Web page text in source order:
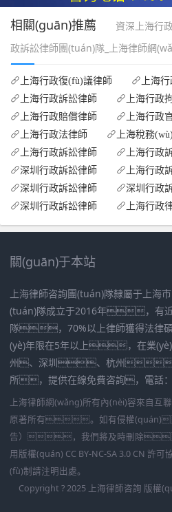
相關(guān)推薦
資深上海行
政訴訟律師團(tuán)隊_上海律師網
上海行政復(fù)議律師
上海
上海行政訴訟律師
上海行政
上海行政賠償律師
上海行政
上海行政法律師
上海稅務
上海行政訴訟律師
上海行政
深圳行政訴訟律師
上海行政
深圳行政訴訟律師
深圳行政
深圳行政訴訟律師
上海行政
關(guān)于本站
上海律師咨詢團(tuán)隊隸屬于上
(tuán)隊成立于2016年，有
隊，70%以上律師獲得法律碩
(yè)年限在5年以上，在業(yè)
州、深圳、杭州、
所，提供在線免費咨詢，電話
上海律師網(wǎng)所有內(nèi)容來自互
原著所有。如有侵權
告），我們將及時刪除
用版權(quán) CC BY-NC-SA 3.0 CN 許
(fù)制請注明出處。
Copyright ? 2025 上海律師咨詢 版權